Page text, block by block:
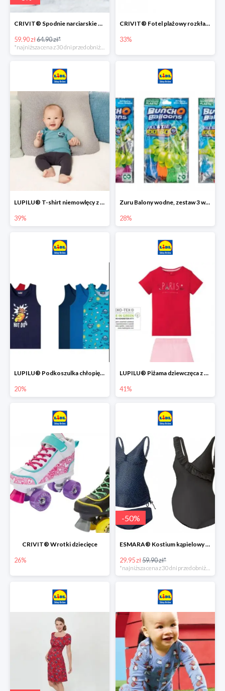
CRIVIT® Spodnie narciarskie dziewczęce
59.90 zł64.90 zł*
*najniższa cena z 30 dni przed obniżką
CRIVIT® Fotel plażowy rozkładany / Brodzik dziecięcy
33%
LUPILU® T-shirt niemowlęcy z biobawełny -39%
39%
Zuru Balony wodne, zestaw 3 wiązek -28%
28%
LUPILU® Podkoszulka chłopięca z bawełny -20%
20%
LUPILU® Piżama dziewczęca z bawełny -41%
41%
CRIVIT® Wrotki dziecięce
26%
-50%
ESMARA® Kostium kąpielowy ciążowy lub tankini ciążowe -50%
29.95 zł59.90 zł*